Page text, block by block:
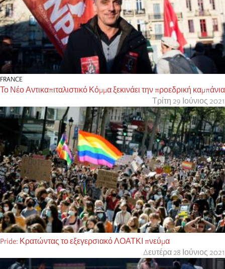
FRANCE
Το Νέο Αντικαπιταλιστικό Κόμμα ξεκινάει την προεδρική καμπάνια
Τρίτη 29 Ιούνιος 2021
Pride: Κρατώντας το εξεγερσιακό ΛΟΑΤΚΙ πνεύμα
Δευτέρα 28 Ιούνιος 2021